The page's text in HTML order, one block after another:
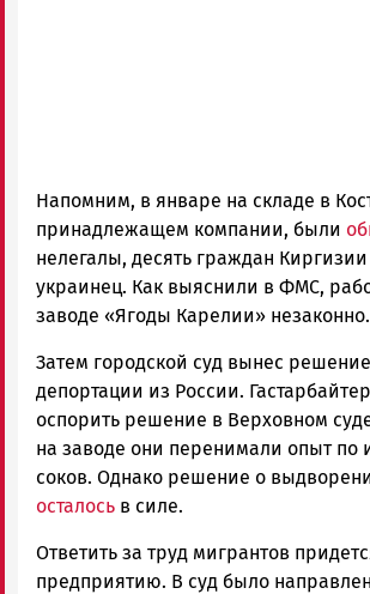
Напомним, в январе на складе в
принадлежащем компании, были
нелегалы, десять граждан
украинец. Как выяснили в ФМС,
заводе «Ягоды Карелии» незаконно.
Затем городской суд вынес
депортации из России.
оспорить решение в Верховном
на заводе они перенимали опыт по
соков. Однако решение о
осталось в силе.
Ответить за труд мигрантов
предприятию. В суд было